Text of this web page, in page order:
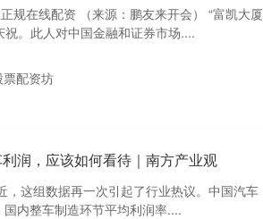
规在线配资 （来源：鹏友来开会） “富凯大厦
。此人对中国金融和证券市场....
配资坊
润，应该如何看待｜南方产业观
这组数据再一次引起了行业热议。中国汽车
内整车制造环节平均利润率....